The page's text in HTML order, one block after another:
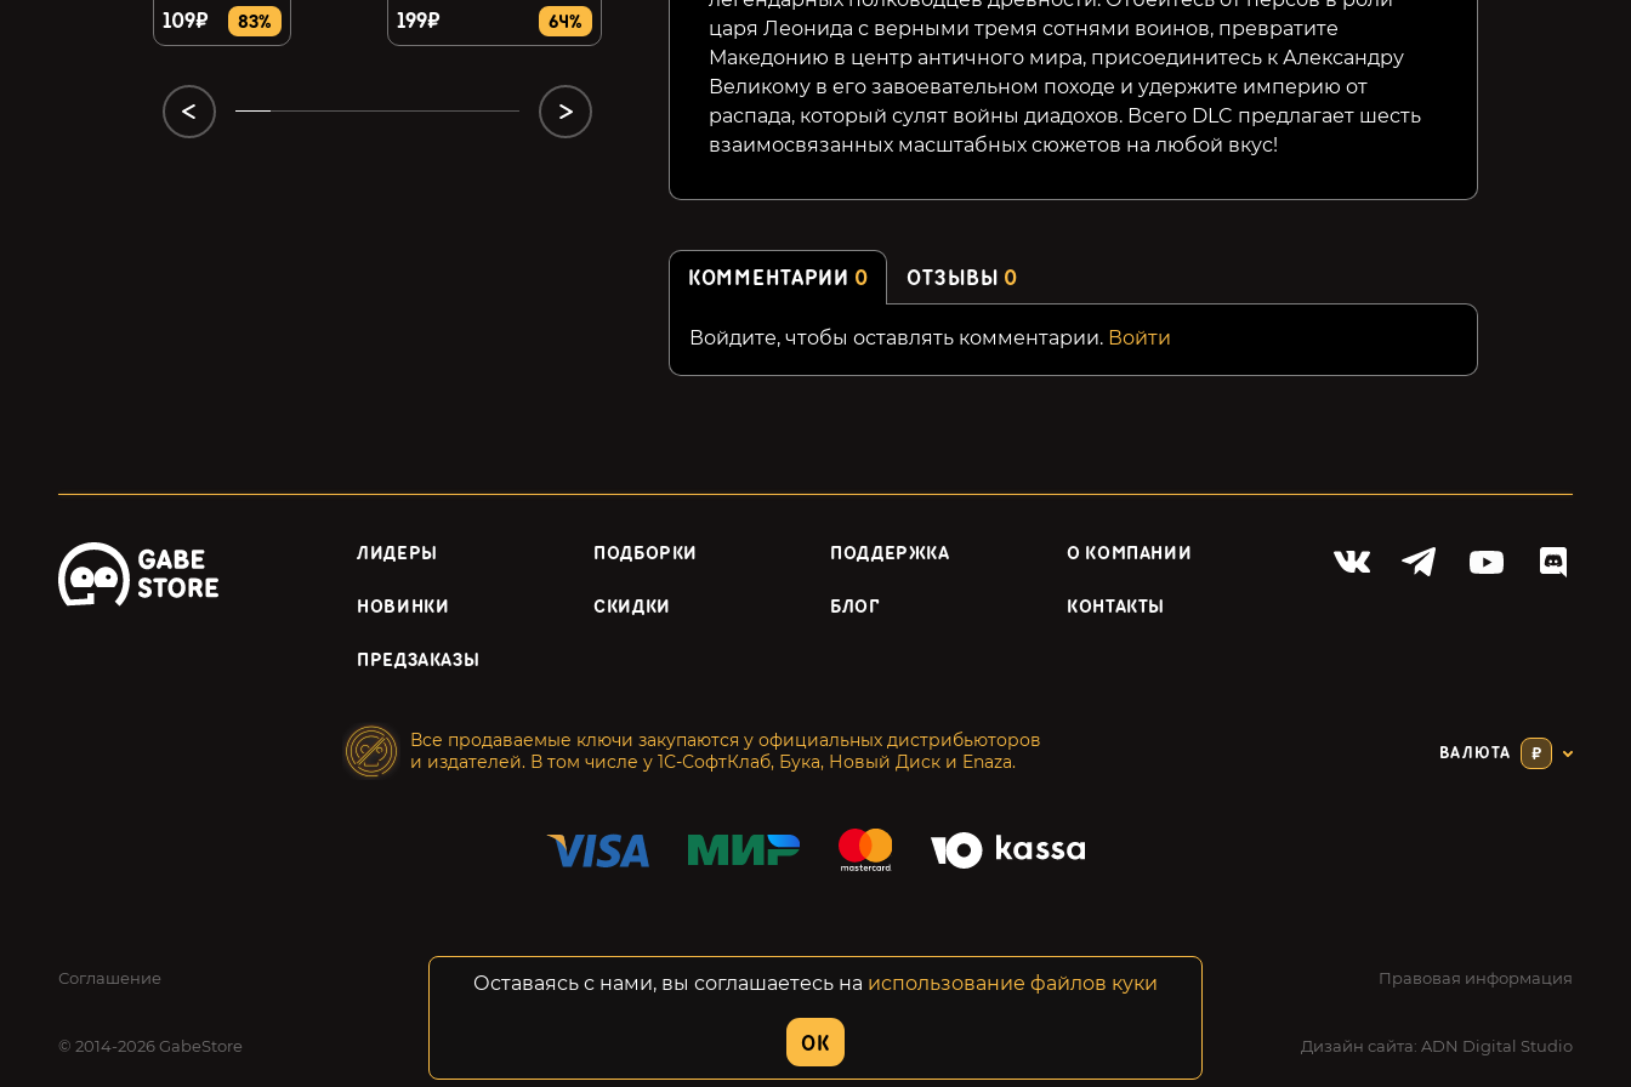
109₽ 83% 199₽ 64% 68% 299₽ 42% 899₽ 71% 229₽
царя Леонида с верными тремя сотнями воинов, превратите
Македонию в центр античного мира, присоединитесь к Александру
Великому в его завоевательном походе и удержите империю от
распада, который сулят войны диадохов. Всего DLC предлагает шесть
взаимосвязанных масштабных сюжетов на любой вкус!
КОММЕНТАРИИ 0 ОТЗЫВЫ 0
Войдите, чтобы оставлять комментарии. Войти
ЛИДЕРЫ ПОДБОРКИ ПОДДЕРЖКА О КОМПАНИИ
НОВИНКИ СКИДКИ БЛОГ КОНТАКТЫ
ПРЕДЗАКАЗЫ
Все продаваемые ключи закупаются у официальных дистрибьюторов
и издателей. В том числе у 1С-СофтКлаб, Бука, Новый Диск и Enaza.
ВАЛЮТА ₽
Соглашение Конфиденциальность Возвраты Правовая информация
© 2014-2026 GabeStore Дизайн сайта: ADN Digital Studio
Оставаясь с нами, вы соглашаетесь на использование файлов куки
OK